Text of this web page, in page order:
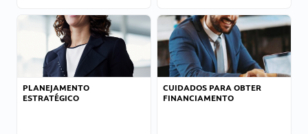
PLANEJAMENTO
ESTRATÉGICO
CUIDADOS PARA OBTER
FINANCIAMENTO